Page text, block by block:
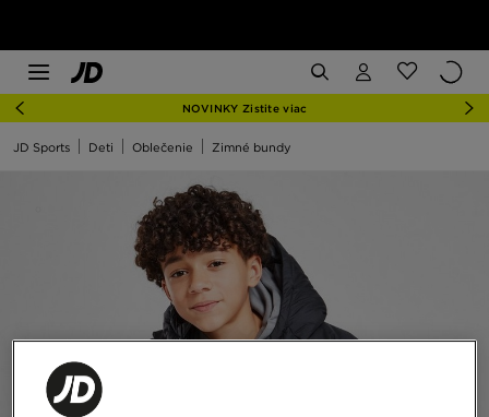
NOVINKY Zistite viac
JD Sports Deti Oblečenie Zimné bundy